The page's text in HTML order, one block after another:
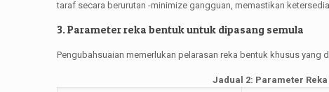
taraf secara berurutan -minimize gangguan, memastikan
3. Parameter reka bentuk untuk dipasang semula
Pengubahsuaian memerlukan pelarasan reka bentuk khusus
Jadual 2: Parameter